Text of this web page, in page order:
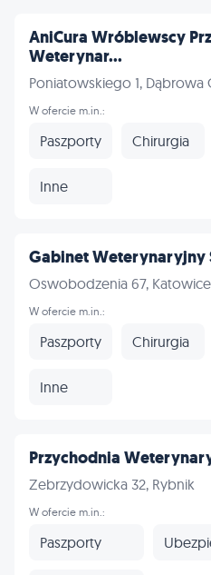
AniCura Wróblewscy
Weterynar...
Poniatowskiego 1, Dąbrowa
W ofercie m.in.:
Paszporty Chirurgia
Inne
Gabinet Weterynaryjny
Oswobodzenia 67, Katowice
W ofercie m.in.:
Paszporty Chirurgia
Inne
Przychodnia
Zebrzydowicka 32, Rybnik
W ofercie m.in.:
Paszporty